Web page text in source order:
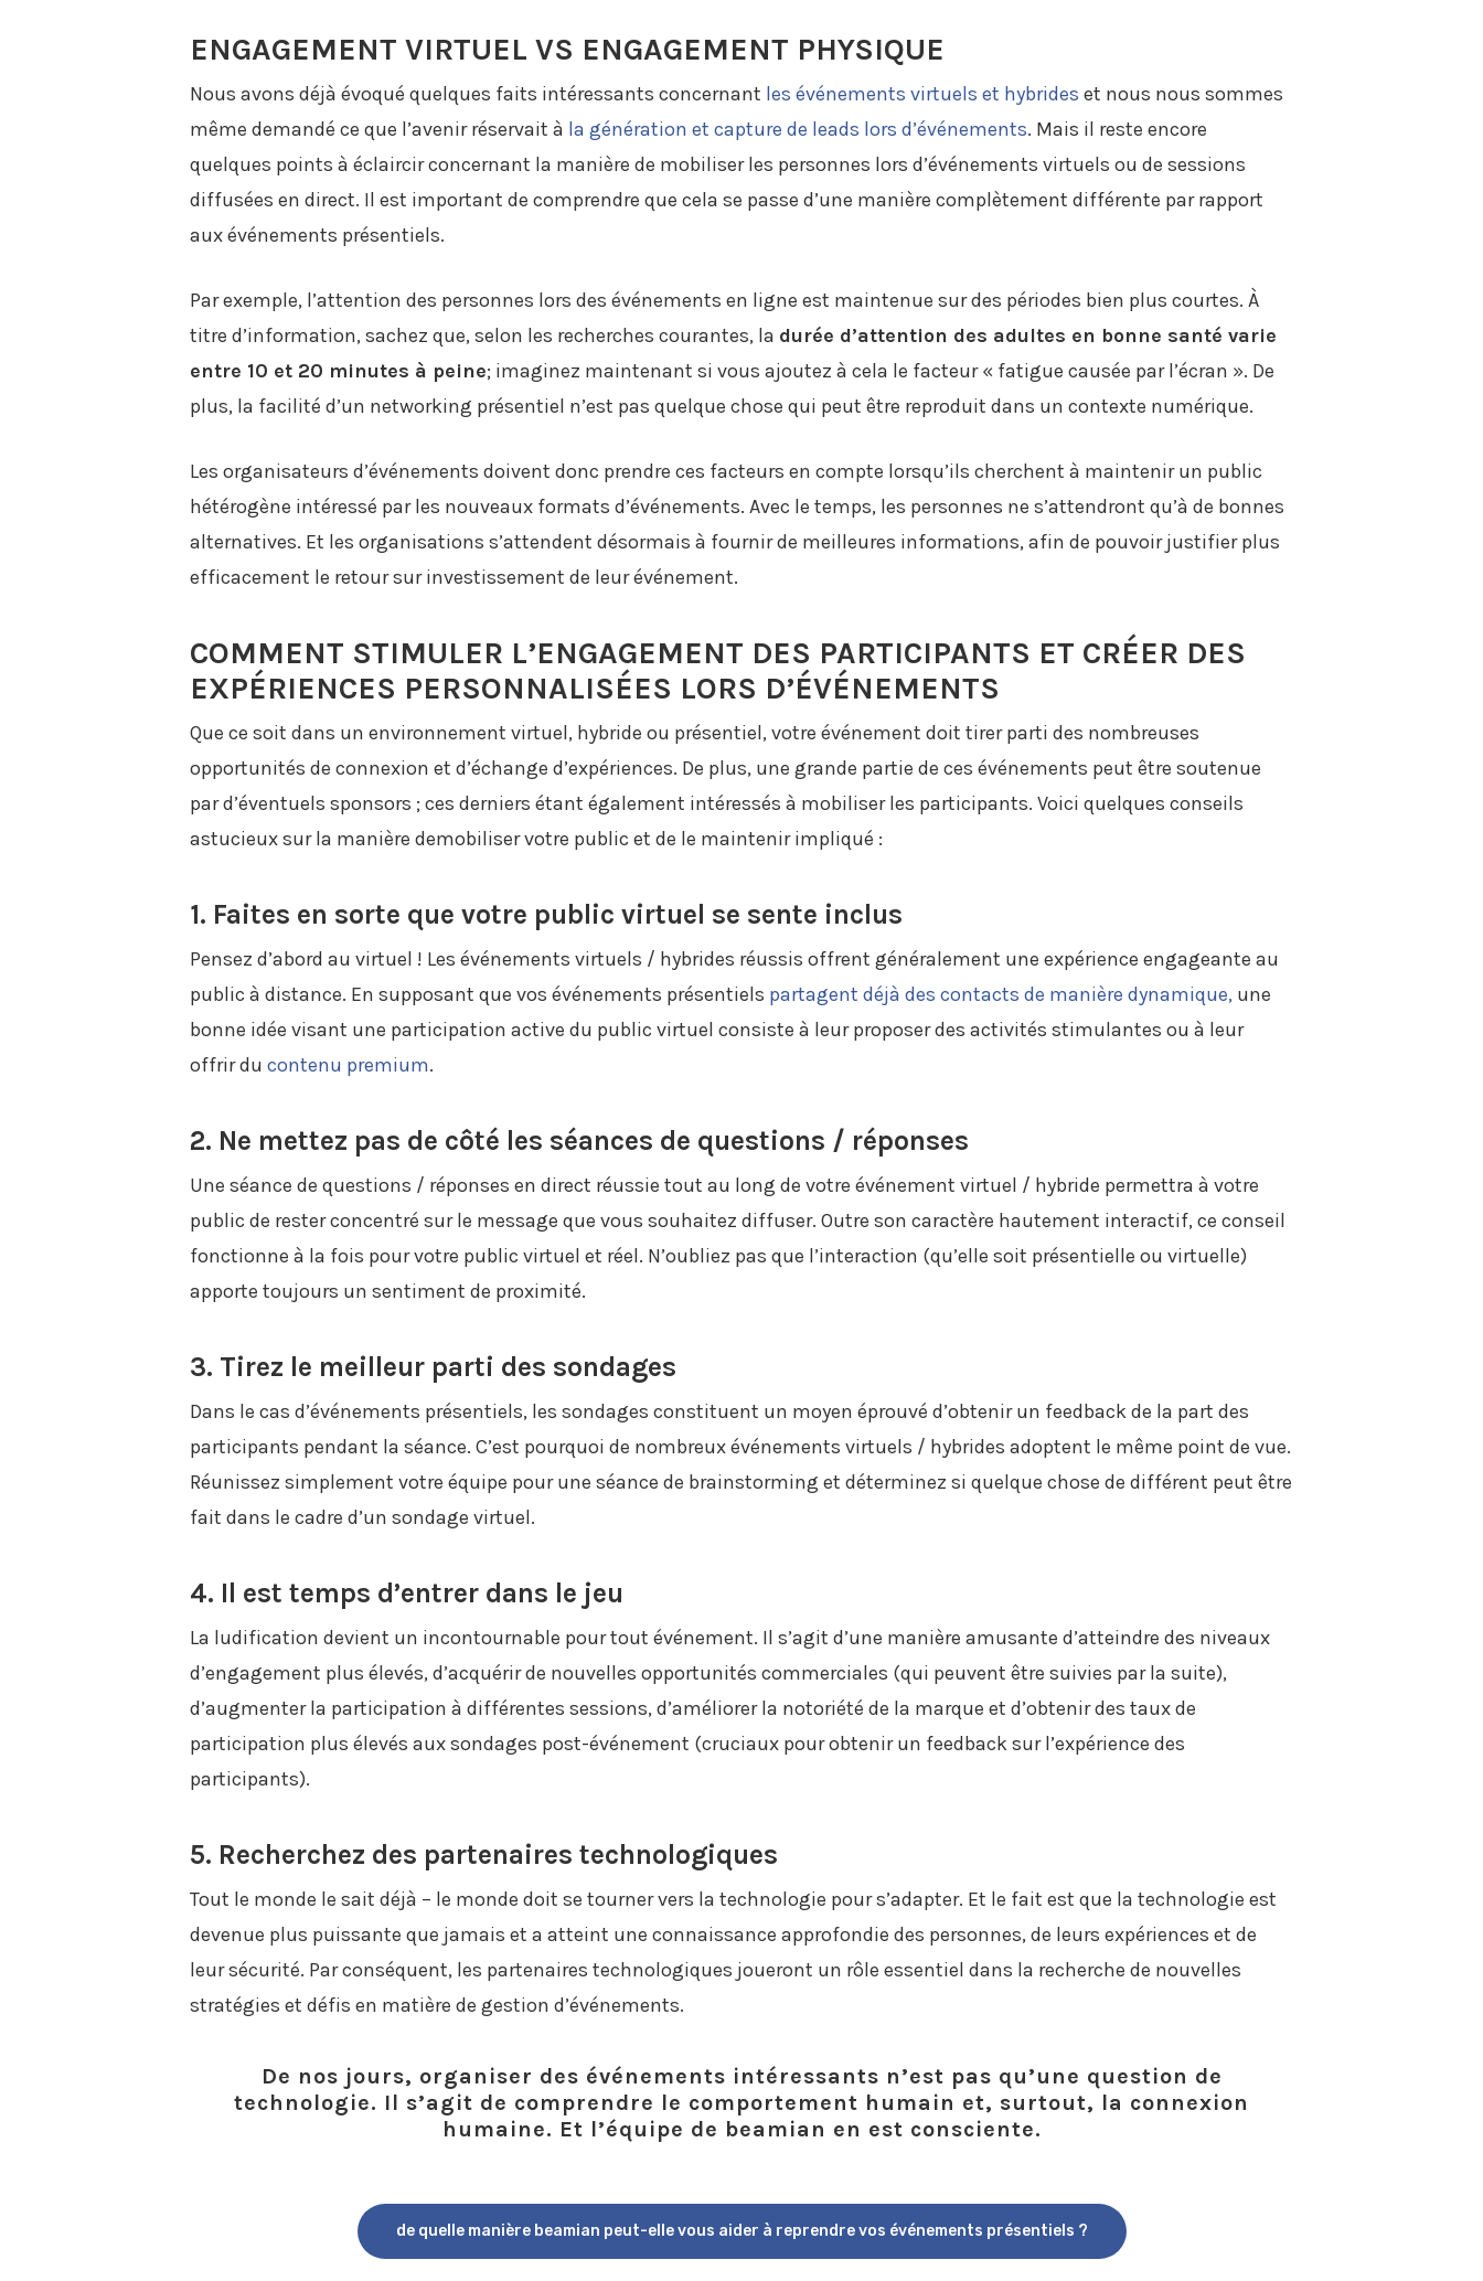
ENGAGEMENT VIRTUEL VS ENGAGEMENT PHYSIQUE
Nous avons déjà évoqué quelques faits intéressants concernant les événements virtuels et hybrides et nous nous sommes
même demandé ce que l’avenir réservait à la génération et capture de leads lors d’événements. Mais il reste encore
quelques points à éclaircir concernant la manière de mobiliser les personnes lors d’événements virtuels ou de sessions
diffusées en direct. Il est important de comprendre que cela se passe d’une manière complètement différente par rapport
aux événements présentiels.
Par exemple, l’attention des personnes lors des événements en ligne est maintenue sur des périodes bien plus courtes. À
titre d’information, sachez que, selon les recherches courantes, la durée d’attention des adultes en bonne santé varie
entre 10 et 20 minutes à peine; imaginez maintenant si vous ajoutez à cela le facteur « fatigue causée par l’écran ». De
plus, la facilité d’un networking présentiel n’est pas quelque chose qui peut être reproduit dans un contexte numérique.
Les organisateurs d’événements doivent donc prendre ces facteurs en compte lorsqu’ils cherchent à maintenir un public
hétérogène intéressé par les nouveaux formats d’événements. Avec le temps, les personnes ne s’attendront qu’à de bonnes
alternatives. Et les organisations s’attendent désormais à fournir de meilleures informations, afin de pouvoir justifier plus
efficacement le retour sur investissement de leur événement.
COMMENT STIMULER L’ENGAGEMENT DES PARTICIPANTS ET CRÉER DES
EXPÉRIENCES PERSONNALISÉES LORS D’ÉVÉNEMENTS
Que ce soit dans un environnement virtuel, hybride ou présentiel, votre événement doit tirer parti des nombreuses
opportunités de connexion et d’échange d’expériences. De plus, une grande partie de ces événements peut être soutenue
par d’éventuels sponsors ; ces derniers étant également intéressés à mobiliser les participants. Voici quelques conseils
astucieux sur la manière demobiliser votre public et de le maintenir impliqué :
1. Faites en sorte que votre public virtuel se sente inclus
Pensez d’abord au virtuel ! Les événements virtuels / hybrides réussis offrent généralement une expérience engageante au
public à distance. En supposant que vos événements présentiels partagent déjà des contacts de manière dynamique, une
bonne idée visant une participation active du public virtuel consiste à leur proposer des activités stimulantes ou à leur
offrir ducontenu premium.
2. Ne mettez pas de côté les séances de questions / réponses
Une séance de questions / réponses en direct réussie tout au long de votre événement virtuel / hybride permettra à votre
public de rester concentré sur le message que vous souhaitez diffuser. Outre son caractère hautement interactif, ce conseil
fonctionne à la fois pour votre public virtuel et réel. N’oubliez pas que l’interaction (qu’elle soit présentielle ou virtuelle)
apporte toujours un sentiment de proximité.
3. Tirez le meilleur parti des sondages
Dans le cas d’événements présentiels, les sondages constituent un moyen éprouvé d’obtenir un feedback de la part des
participants pendant la séance. C’est pourquoi de nombreux événements virtuels / hybrides adoptent le même point de vue.
Réunissez simplement votre équipe pour une séance de brainstorming et déterminez si quelque chose de différent peut être
fait dans le cadre d’un sondage virtuel.
4. Il est temps d’entrer dans le jeu
La ludification devient un incontournable pour tout événement. Il s’agit d’une manière amusante d’atteindre des niveaux
d’engagement plus élevés, d’acquérir de nouvelles opportunités commerciales (qui peuvent être suivies par la suite),
d’augmenter la participation à différentes sessions, d’améliorer la notoriété de la marque et d’obtenir des taux de
participation plus élevés aux sondages post-événement (cruciaux pour obtenir un feedback sur l’expérience des
participants).
5. Recherchez des partenaires technologiques
Tout le monde le sait déjà – le monde doit se tourner vers la technologie pour s’adapter. Et le fait est que la technologie est
devenue plus puissante que jamais et a atteint une connaissance approfondie des personnes, de leurs expériences et de
leur sécurité. Par conséquent, les partenaires technologiques joueront un rôle essentiel dans la recherche de nouvelles
stratégies et défis en matière de gestion d’événements.
De nos jours, organiser des événements intéressants n’est pas qu’une question de
technologie. Il s’agit de comprendre le comportement humain et, surtout, la connexion
humaine. Et l’équipe de beamian en est consciente.
de quelle manière beamian peut-elle vous aider à reprendre vos événements présentiels ?